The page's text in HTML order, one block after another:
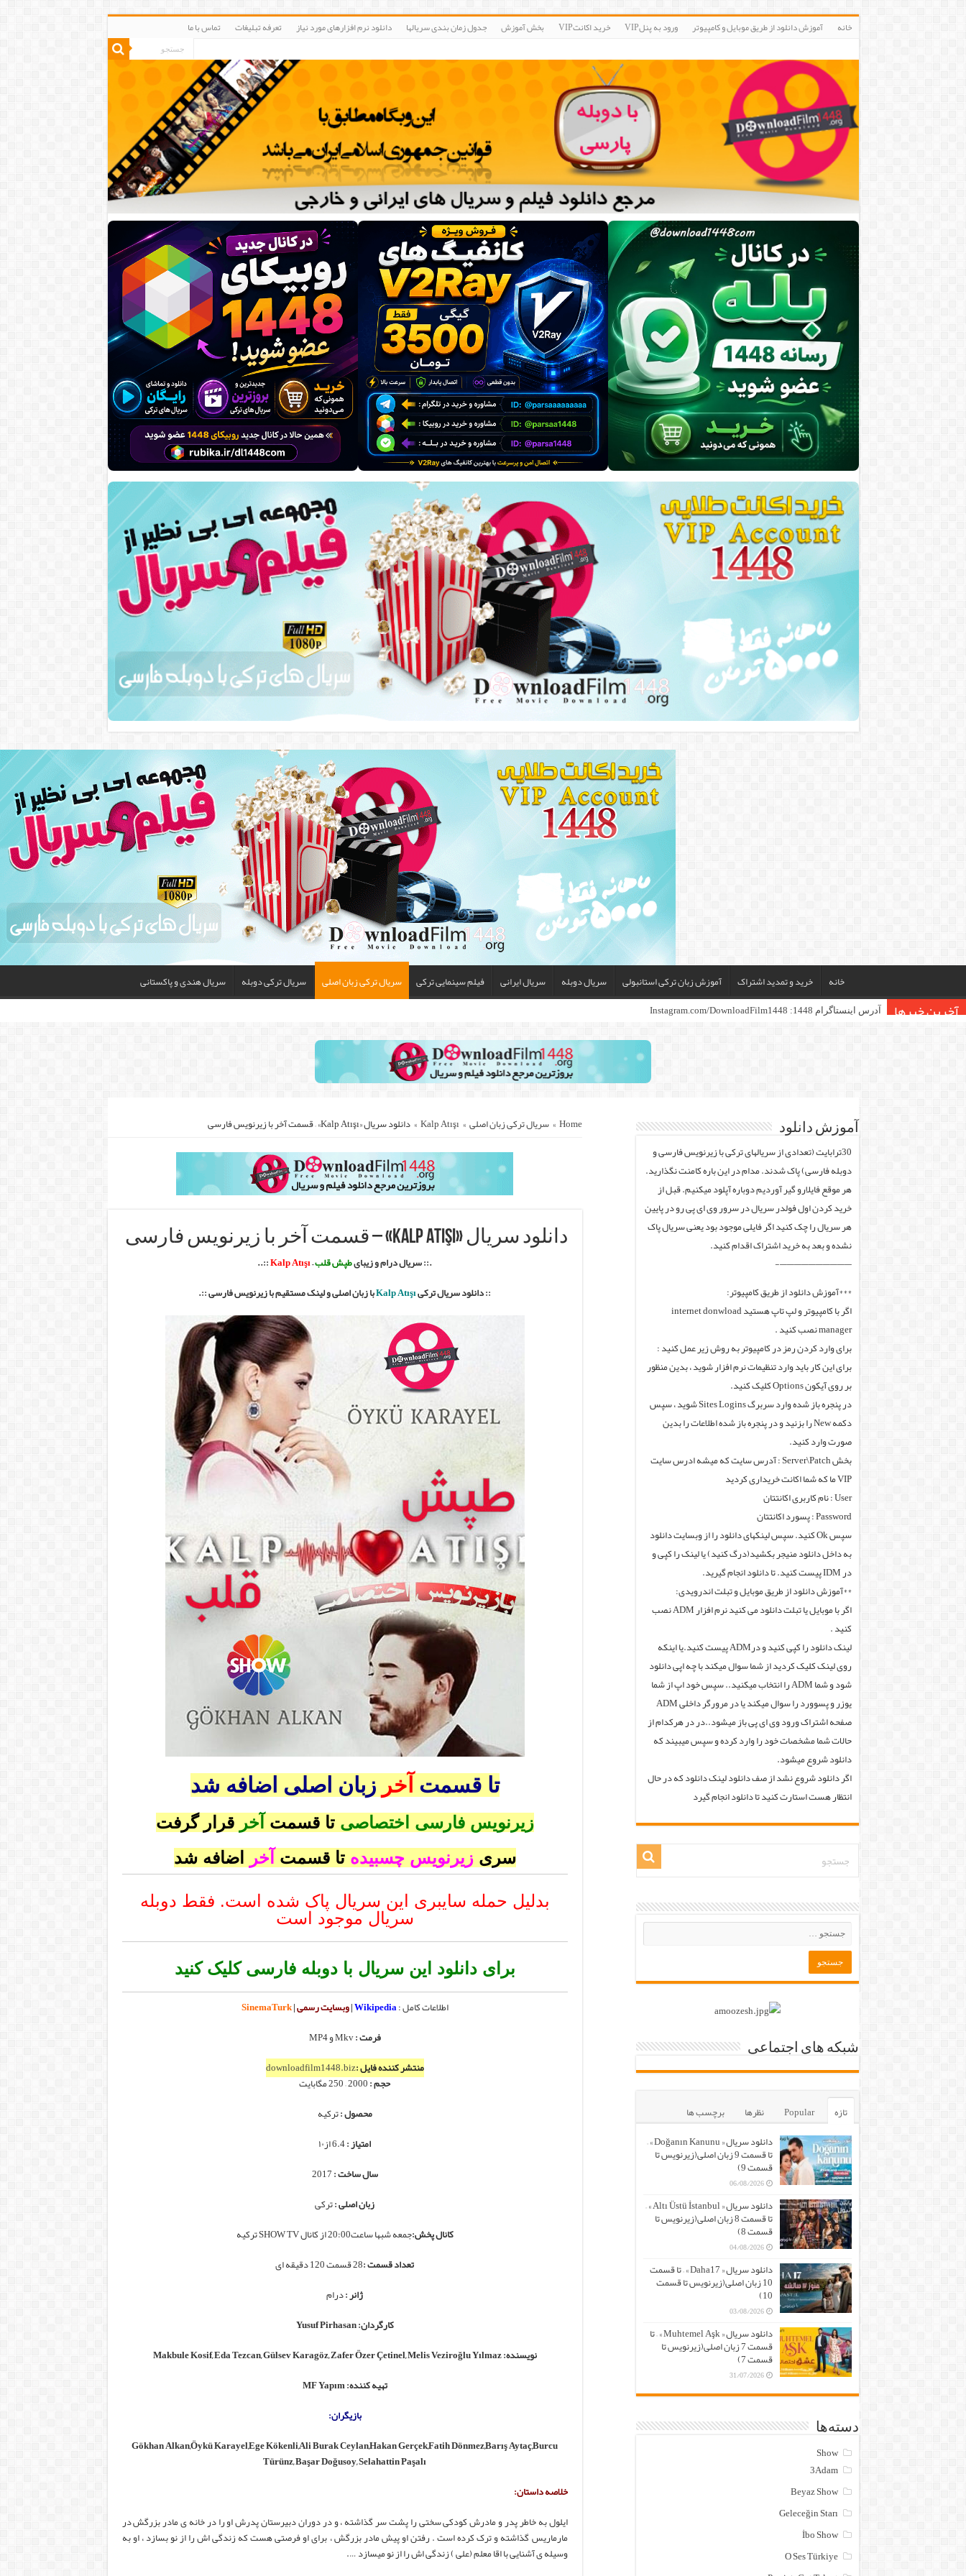
خانه آموزش دانلود از طریق موبایل و کامپیوتر ورود به پنلVIP خرید اکانتVIP بخش آموزش جدول زمان بندی سریالها دانلود نرم افزارهای مورد نیاز تعرفه تبلیغات تماس با ما
خانه خرید و تمدید اشتراک آموزش زبان ترکی استانبولی سریال دوبله سریال ایرانی فیلم سینمایی ترکی سریال ترکی زبان اصلی سریال ترکی دوبله سریال هندی و پاکستانی
آخرین خبرها آدرس اینستاگرام 1448: Instagram.com/DownloadFilm1448
Home
» سریال ترکی زبان اصلی »
Kalp Atışı
» دانلود سریال «Kalp Atışı» – قسمت آخر با زیرنویس فارسی
دانلود سریال «Kalp Atışı» – قسمت آخر با زیرنویس فارسی
.:: سریال درام و زیبایطپش قلب–
Kalp Atışı
::.
.
:: دانلود سریال ترکیKalp Atışıبازبان اصلی و لینک مستقیم با زیرنویس فارسی ::.
تا قسمت آخرزبان اصلی اضافه شد
زیرنویس فارسی اختصاصی تا قسمت آخر قرار گرفت
سریزیرنویس چسبیده تا قسمت آخر اضافه شد
بدلیل حمله سایبری این سریال پاک شده است. فقط دوبله
سریال موجود است
برای دانلود این سریال با دوبله فارسی کلیک کنید
اطلاعات کامل :Wikipedia
|وبسایت رسمی|
SinemaTurk
فرمت :Mkv و MP4
منتشر کننده فایل :downloadfilm1448.biz
حجم :
محصول :ترکیه
امتیاز :
سال ساخت :
زبان اصلی :ترکی
کانال پخش:جمعه شبها ساعت20:00 از کانال SHOW TV ترکیه
تعداد قسمت :28 قسمت 120 دقیقه ای
ژانر :درام
کارگردان: Yusuf Pirhasan
نویسنده: Makbule Kosif, Eda Tezcan, Gülsev Karagöz, Zafer Özer Çetinel, Melis Veziroğlu Yılmaz
تهیه کننده: MF Yapım
بازیگران:
Gökhan Alkan,Öykü Karayel,Ege Kökenli,Ali Burak Ceylan,Hakan Gerçek,Fatih Dönmez,Barış Aytaç,Burcu
Türünz, Başar Doğusoy, Selahattin Paşalı
خلاصه داستان:
ایلول به خاطر پدر و مادرش کودکی سختی را پشت سر گذاشته ، و در دوران دبیرستان پدرش او را در خانه ی مادر بزرگش در
مارماریس گذاشته و ترک کرده است . رفتن او پیش مادر بزرگش ، برای او فرصتی هست که زندگی اش را از نو بسازد ، او به
وسیله ی آشنایی با اقا معلم (علی ) زندگی اش را از نو میسازد ….
آموزش دانلود
30ترابایت (تعدادی از سریالهای ترکی با زیرنویس فارسی و
دوبله فارسی) پاک شدند. مدام در این باره کامنت نگذارید.
هر موقع فایلارو گیر آوردیم دوباره آپلود میکنیم. قبل از
خرید کردن اول فولدر سریال در سرور وی ای پی رو در پایین
هر سریال را چک کنید اگر فایلی موجود بود یعنی سریال پاک
نشده و بعد به خرید اشتراک اقدام کنید.
——————————-
***آموزش دانلود از طریق کامپیوتر:
اگر با کامپیوتر و لپ تاپ هستید internet donwload
manager نصب کنید .
برای وارد کردن رمز در کامپیوتر به روش زیر عمل کنید :
برای این کار باید وارد تنظیمات نرم افزار شوید ، بدین منظور
بر روی آیکون Options کلیک کنید.
در پنجره باز شده وارد سربرگ Sites Logins شوید ، سپس
دکمه New را بزنید و در پنجره باز شده اطلاعات را بدین
صورت وارد کنید.
بخش Server\Patch : آدرس سایت که میشه ادرس سایت
VIP ما که شما اکانت خریداری کردید
User : نام کاربری اکانتتان
Password : پسورد اکانتتان
سپس Ok کنید. سپس لینکهای دانلود را از وبسایت دانلود
به داخل دانلود منیجر بکشید(درگ کنید) یا لینک را کپی و
در IDM پیست کنید. تا دانلود انجام گیرید.
**آموزش دانلود از طریق موبایل و تبلت اندرویدی:
اگر با موبایل یا تبلت دانلود می کنید نرم افزار ADM نصب
کنید .
لینک دانلود را کپی کنید و درADM پیست کنید.یا اینکه
روی لینک کلیک کردید از شما سوال میکند با چه اپی دانلود
شود و شما ADM را انتخاب میکنید.. سپس خود اپ از شما
یوزر و پسوورد را سوال میکند یا در مرورگر داخلی ADM
صفحه اشتراک ورود وی ای پی باز میشود..در در هرکدام از
حالات شما مشخصات خود را وارد کرده و سپس میبیند که
دانلود شروع میشود.
اگر دانلود شروع نشد از صف دانلود لینک دانلود که در حال
انتظار هست استارت کنید تا دانلود انجام گیرد
شبکه های اجتماعی
تازه Popular نظرها
برچسب ها
دانلود سریال « Doğanın Kanunu » –
تا قسمت 9 زبان اصلی(زیرنویس تا
قسمت 9)
06/08/2026
دانلود سریال « Altı Üstü İstanbul » –
تا قسمت 8 زبان اصلی(زیرنویس تا
قسمت 8)
04/08/2026
دانلود سریال « Daha17 » – تا قسمت
10 زبان اصلی(زیرنویس تا قسمت
10)
03/08/2026
دانلود سریال « Muhtemel Aşk » – تا
قسمت 7 زبان اصلی(زیرنویس تا
قسمت 7)
31/07/2026
دسته‌ها
Show
3Adam
Beyaz Show
Geleceğin Starı
İbo Show
O Ses Türkiye